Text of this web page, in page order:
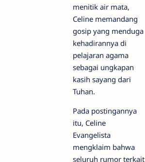
menitik air mata,
Celine memandang
gosip yang menduga
kehadirannya di
pelajaran agama
sebagai ungkapan
kasih sayang dari
Tuhan.
Pada postingannya
itu, Celine
Evangelista
mengklaim bahwa
seluruh rumor terkait